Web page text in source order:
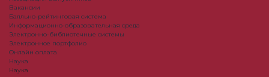
Вакансии
Балльно-рейтинговая система
Информационно-образовательная среда
Электронно-библиотечные системы
Электронное портфолио
Онлайн оплата
Наука
Наука